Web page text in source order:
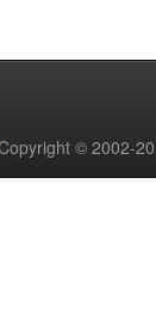
© 2002-